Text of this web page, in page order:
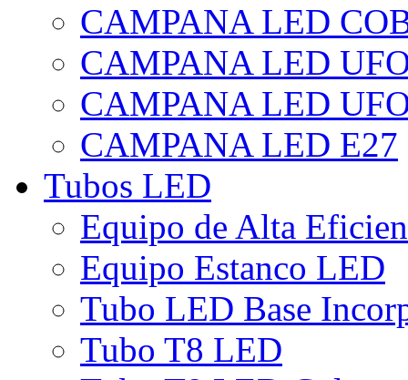
CAMPANA LED
CAMPANA LED
CAMPANA LED
CAMPANA LED E27
Tubos LED
Equipo de Alta
Equipo Estanco LED
Tubo LED Base
Tubo T8 LED